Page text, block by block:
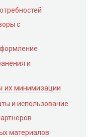
с
и
их минимизации
и использование
материалов